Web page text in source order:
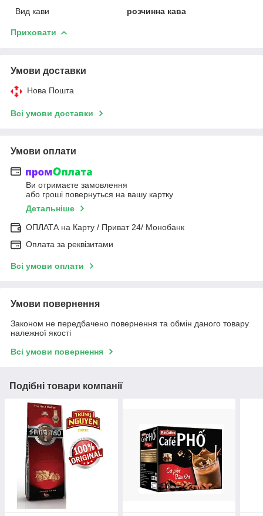
Вид кави
розчинна кава
Приховати
Умови доставки
Нова Пошта
Всі умови доставки
Умови оплати
Ви отримаєте замовлення
або гроші повернуться на вашу картку
Детальніше
ОПЛАТА на Карту / Приват 24/ Монобанк
Оплата за реквізитами
Всі умови оплати
Умови повернення
Законом не передбачено повернення та обмін даного товару
належної якості
Всі умови повернення
Подібні товари компанії